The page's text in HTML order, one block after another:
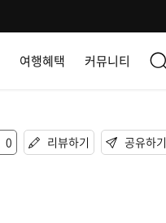
여행혜택 커뮤니티
0 리뷰하기 공유하기